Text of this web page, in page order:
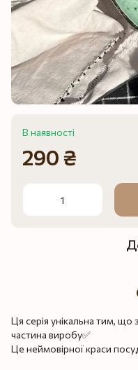
В наявності
290 ₴
Ця серія унікальна тим, що
частина виробу✅
Це неймовірної краси